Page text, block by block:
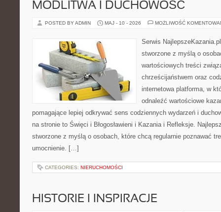
MODLITWA I DUCHOWOŚĆ
POSTED BY ADMIN MAJ - 10 - 2026 MOŻLIWOŚĆ
Serwis
stworzone z myślą o
wartościowych treści
chrześcijaństwem oraz
internetowa platforma, w
odnaleźć wartościowe
pomagające lepiej odkrywać sens codziennych wydarzeń i
na stronie to Święci i Błogosławieni i Kazania i Refleksje.
stworzone z myślą o osobach, które chcą regularnie poznawać
umocnienie. […]
CATEGORIES: NIERUCHOMOŚCI
HISTORIE I INSPIRACJE